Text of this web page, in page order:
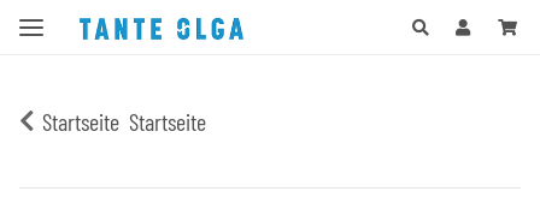
Startseite Startseite